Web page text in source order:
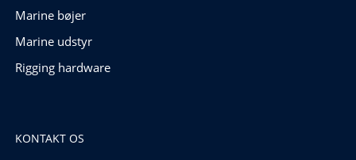
Marine bøjer
Marine udstyr
Rigging hardware
KONTAKT OS